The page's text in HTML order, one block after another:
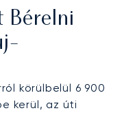
rendelkező
biztonsági
Ez az
utazását a
meg.
Bérelni
körülbelül 6 900
kerül, az úti